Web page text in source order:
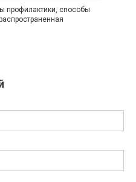
профилактики, способы